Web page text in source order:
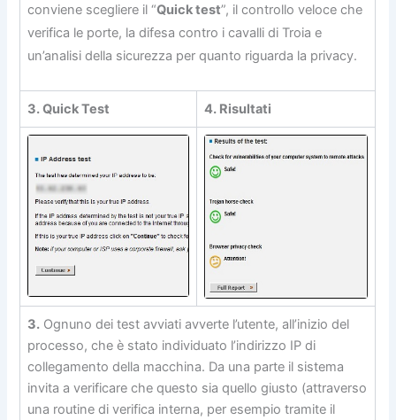
conviene scegliere il “Quick test”, il controllo veloce che
verifica le porte, la difesa contro i cavalli di Troia e
un’analisi della sicurezza per quanto riguarda la privacy.
3. Quick Test 4. Risultati
3. Ognuno dei test avviati avverte l’utente, all’inizio del
processo, che è stato individuato l’indirizzo IP di
collegamento della macchina. Da una parte il sistema
invita a verificare che questo sia quello giusto (attraverso
una routine di verifica interna, per esempio tramite il